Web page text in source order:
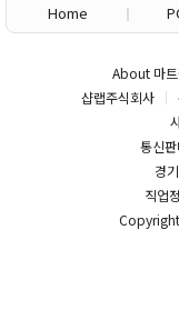
Home
About 마
샵랩주식회사
통신
경
직업